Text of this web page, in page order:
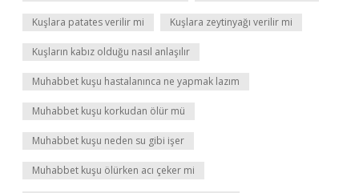
Kuşlara patates verilir mi Kuşlara zeytinyağı verilir mi
Kuşların kabız olduğu nasıl anlaşılır
Muhabbet kuşu hastalanınca ne yapmak lazım
Muhabbet kuşu korkudan ölür mü
Muhabbet kuşu neden su gibi işer
Muhabbet kuşu ölürken acı çeker mi